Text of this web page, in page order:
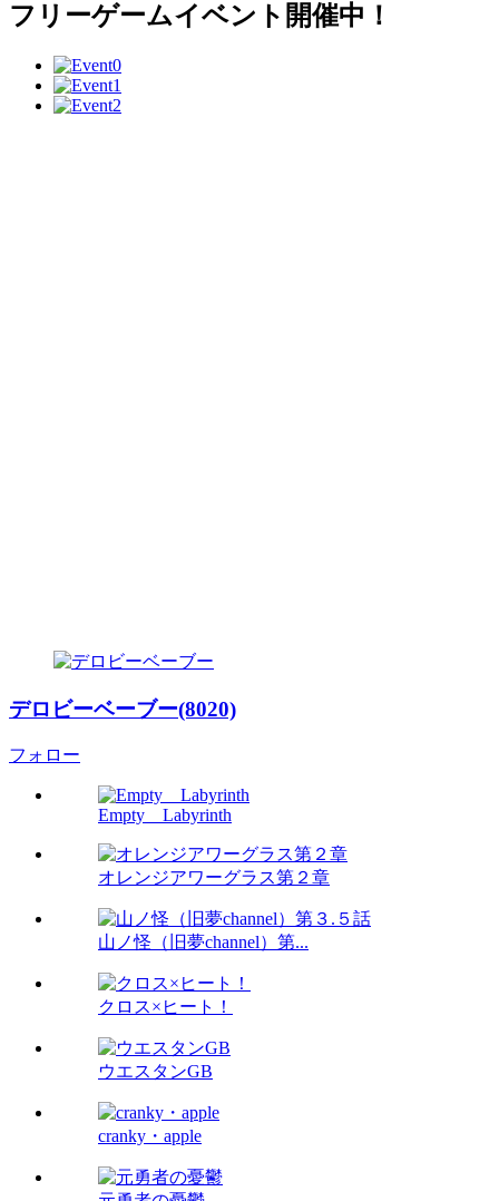
フリーゲームイベント開催中！
デロビーベーブー(8020)
フォロー
Empty Labyrinth
オレンジアワーグラス第２章
山ノ怪（旧夢channel）第...
クロス×ヒート！
ウエスタンGB
cranky・apple